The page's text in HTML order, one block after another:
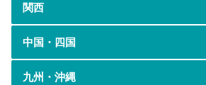
関西
中国・四国
九州・沖縄